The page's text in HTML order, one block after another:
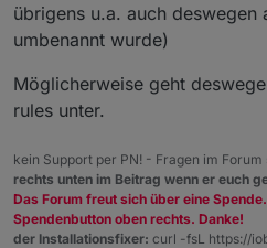
übrigens u.a. auch deswegen
umbenannt wurde)
Möglicherweise geht
rules unter.
kein Support per PN! - Fragen im Forum
rechts unten im Beitrag wenn er euch
Das Forum freut sich über eine
Spendenbutton oben rechts. Danke!
der Installationsfixer: curl -fsL https://